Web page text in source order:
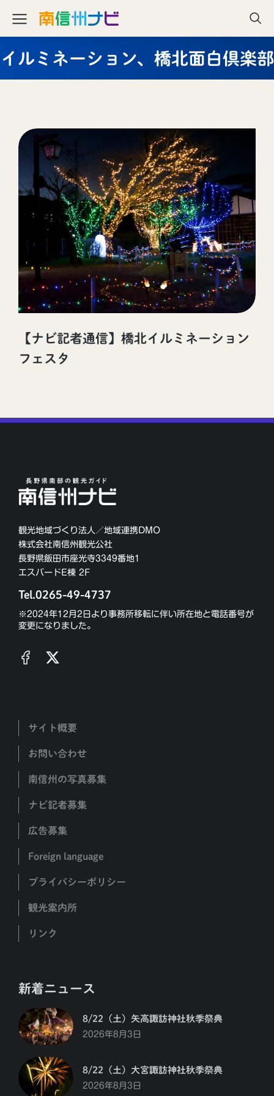
イルミネーション、橋北面白倶楽部
【ナビ記者通信】橋北イルミネーション
フェスタ
観光地域づくり法人／地域連携DMO
株式会社南信州観光公社
長野県飯田市座光寺3349番地1
エスバードE棟 2F
Tel.0265-49-4737
※2024年12月2日より事務所移転に伴い所在地と電話番号が
変更になりました。
サイト概要
お問い合わせ
南信州の写真募集
ナビ記者募集
広告募集
Foreign language
プライバシーポリシー
観光案内所
リンク
新着ニュース
8/22（土）矢高諏訪神社秋季祭典
2026年8月3日
8/22（土）大宮諏訪神社秋季祭典
2026年8月3日